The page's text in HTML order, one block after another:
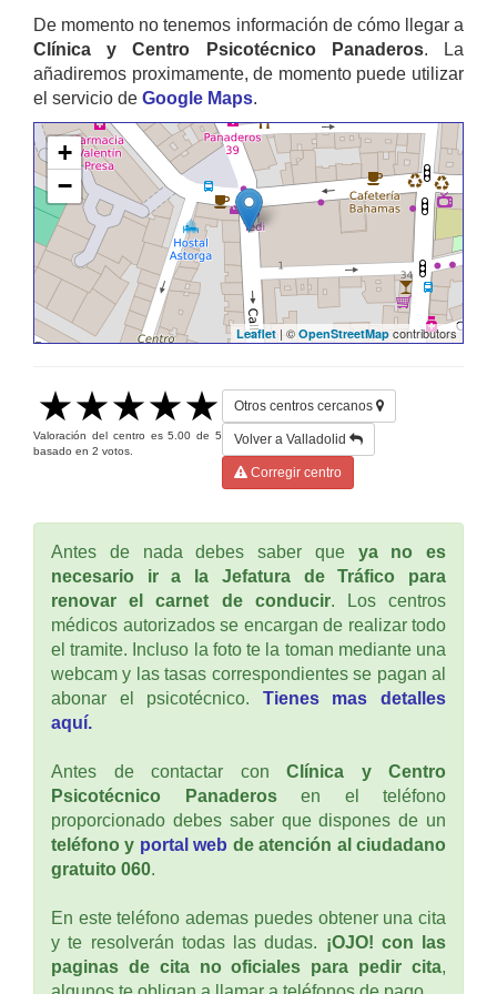
De momento no tenemos información de cómo llegar a
Clínica y Centro Psicotécnico Panaderos. La
añadiremos proximamente, de momento puede utilizar
el servicio de Google Maps.
+
−
Leaflet | © OpenStreetMap contributors
Valoración del centro es5.00 de5
basado en 2 votos.
Otros centros cercanos
Volver a Valladolid
Corregir centro
Antes de nada debes saber que ya no es
necesario ir a la Jefatura de Tráfico para
renovar el carnet de conducir. Los centros
médicos autorizados se encargan de realizar todo
el tramite. Incluso la foto te la toman mediante una
webcam y las tasas correspondientes se pagan al
abonar el psicotécnico. Tienes mas detalles
aquí.
Antes de contactar con Clínica y Centro
Psicotécnico Panaderosen el teléfono
proporcionado debes saber que dispones de un
teléfono y portal web de atención al ciudadano
gratuito 060.
En este teléfono ademas puedes obtener una cita
y te resolverán todas las dudas. ¡OJO! con las
paginas de cita no oficiales para pedir cita,